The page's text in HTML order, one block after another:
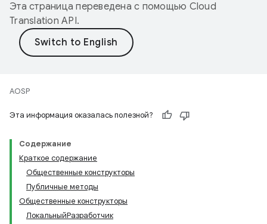
Эта страница переведена с помощью Cloud
Translation API.
AOSP
Эта информация оказалась полезной?
Содержание
Краткое содержание
Общественные конструкторы
Публичные методы
Общественные конструкторы
ЛокальныйРазработчик